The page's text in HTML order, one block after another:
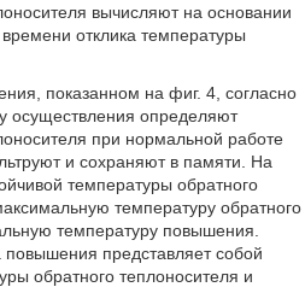
вычисляют на основании
отклика температуры
показанном на фиг. 4, согласно
осуществления определяют
при нормальной работе
и сохраняют в памяти. На
температуры обратного
температуру обратного
температуру повышения.
представляет собой
обратного теплоносителя и